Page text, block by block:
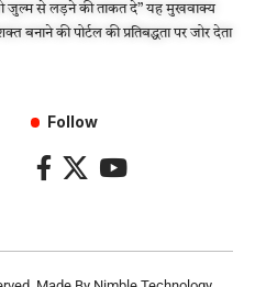
जुल्म से लड़ने की ताकत दे” यह मुखवाक्य
बनाने की पोर्टल की प्रतिबद्धता पर जोर देता
Follow